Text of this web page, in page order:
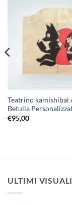
Teatrino kamishibai
Betulla
€95,00
ULTIMI